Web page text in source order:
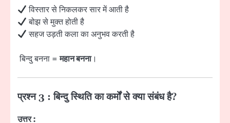
विस्तार से निकलकर सार में आती है
बोझ से मुक्त होती है
सहज उड़ती कला का अनुभव करती है
बिन्दु बनना =महान बनना।
प्रश्न 3 : बिन्दु स्थिति का कर्मों से क्या संबंध है?
उत्तर :